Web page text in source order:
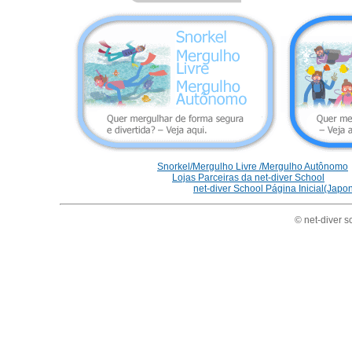
Snorkel/Mergulho Livre /Mergulho Autônomo
Lojas Parceiras da net-diver School
net-diver School Página
© net-diver